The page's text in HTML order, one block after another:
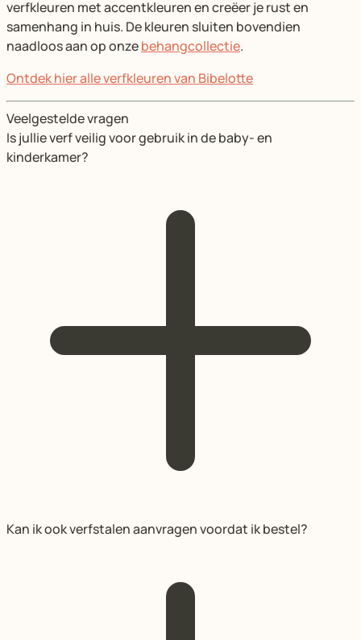
verfkleuren met accentkleuren en creëer je rust en
samenhang in huis. De kleuren sluiten bovendien
naadloos aan op onzebehangcollectie.
Ontdek hier alle verfkleuren van Bibelotte
Veelgestelde vragen
Is jullie verf veilig voor gebruik in de baby- en
kinderkamer?
Kan ik ook verfstalen aanvragen voordat ik bestel?